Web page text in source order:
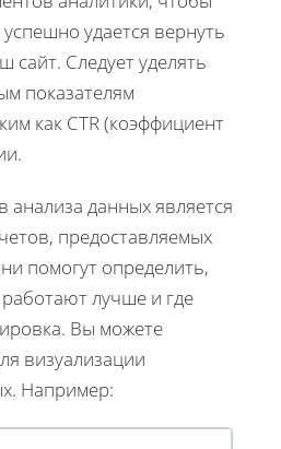
удается вернуть
сайт. Следует уделять
показателям
как CTR (коэффициент
данных является
предоставляемых
помогут определить,
лучше и где
Вы можете
визуализации
Например: